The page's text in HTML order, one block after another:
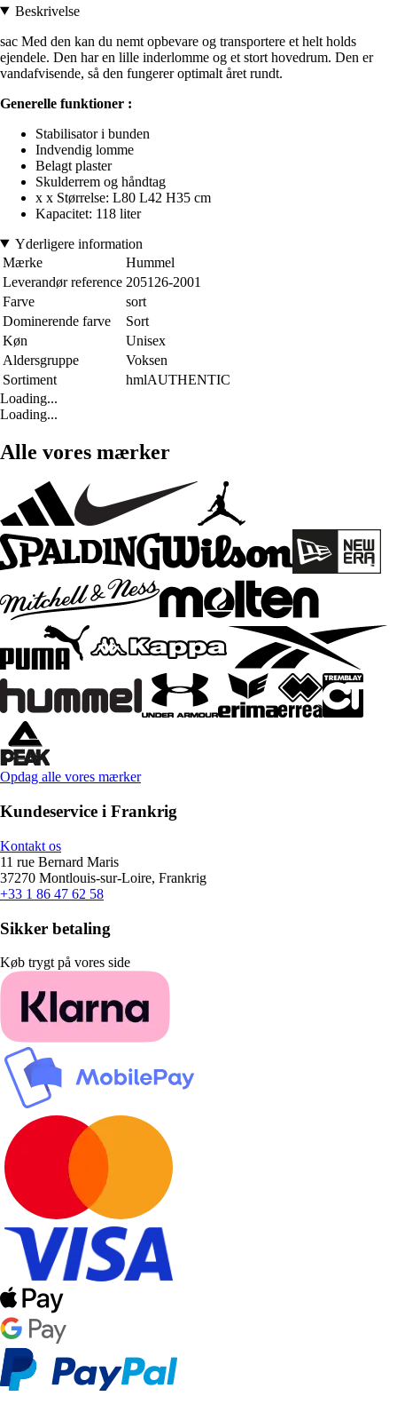
Beskrivelse
sac Med den kan du nemt opbevare og transportere et helt holds
ejendele. Den har en lille inderlomme og et stort hovedrum. Den er
vandafvisende, så den fungerer optimalt året rundt.
Generelle funktioner :
Stabilisator i bunden
Indvendig lomme
Belagt plaster
Skulderrem og håndtag
x x Størrelse: L80 L42 H35 cm
Kapacitet: 118 liter
Yderligere information
Mærke
Hummel
Leverandør reference 205126-2001
Farve
sort
Dominerende farve
Sort
Køn
Unisex
Aldersgruppe
Voksen
Sortiment
hmlAUTHENTIC
Loading...
Loading...
Alle vores mærker
Opdag alle vores mærker
Kundeservice i Frankrig
Kontakt os
11 rue Bernard Maris
37270 Montlouis-sur-Loire, Frankrig
+33 1 86 47 62 58
Sikker betaling
Køb trygt på vores side